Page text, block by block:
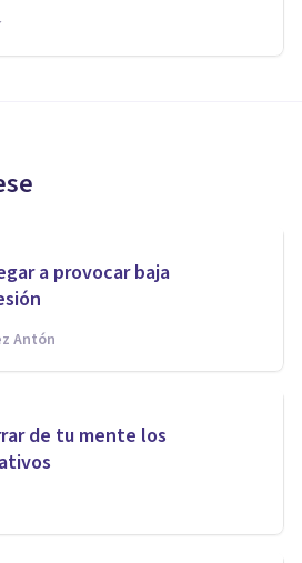
a provocar baja
Antón
de tu mente los